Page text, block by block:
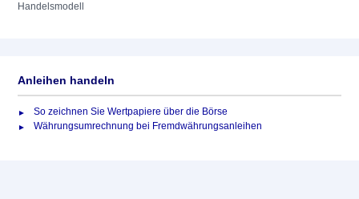
Handelsmodell
Anleihen handeln
So zeichnen Sie Wertpapiere über die Börse
Währungsumrechnung bei Fremdwährungsanleihen